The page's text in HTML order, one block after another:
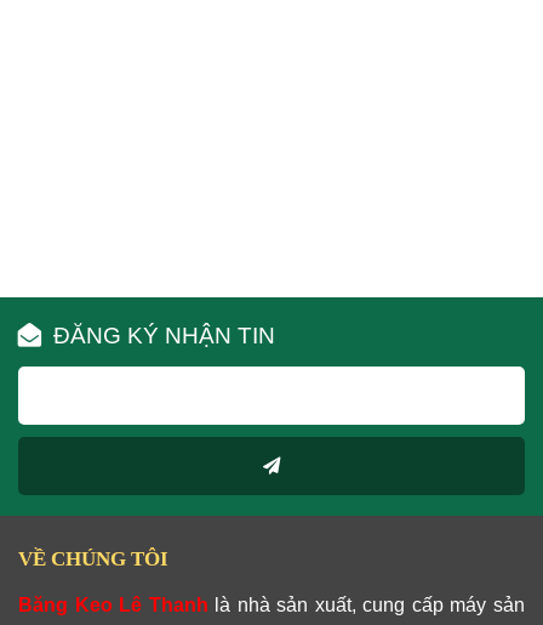
ĐĂNG KÝ NHẬN TIN
VỀ CHÚNG TÔI
Băng Keo Lê Thanh là nhà sản xuất, cung cấp máy sản